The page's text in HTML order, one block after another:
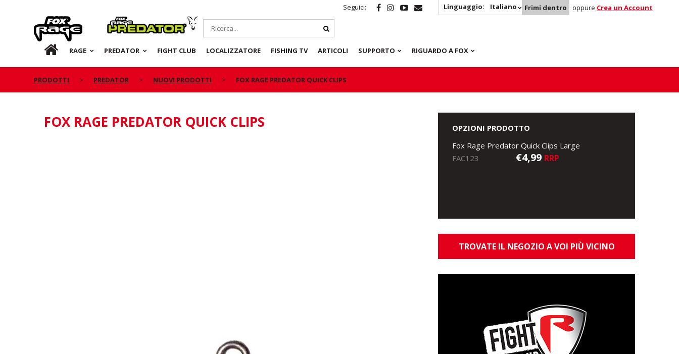
Seguici: Linguaggio: Italiano Frimi dentro oppure Crea un Account
Rage Predator
IT RAGE PREDATOR FIGHT CLUB LOCALIZZATORE FISHING TV ARTICOLI SUPPORTO RIGUARDO A FOX
PRODOTTI PREDATOR NUOVI PRODOTTI FOX RAGE PREDATOR QUICK CLIPS
FOX RAGE PREDATOR QUICK CLIPS
OPZIONI PRODOTTO
Fox Rage Predator Quick Clips Large
FAC123
€4,99 RRP
TROVATE IL NEGOZIO A VOI PIÙ VICINO